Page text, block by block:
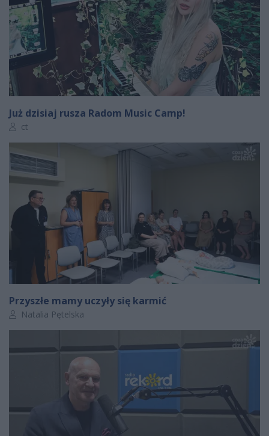
Już dzisiaj rusza Radom Music Camp!
Autor artykułu:
ct
Przyszłe mamy uczyły się karmić
Autor artykułu:
Natalia Pętelska